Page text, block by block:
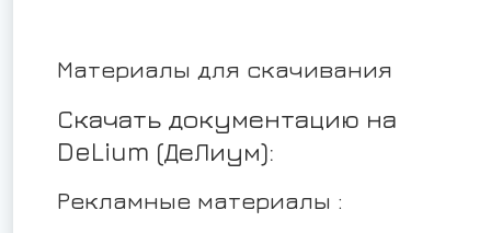
Материалы для скачивания
Скачать документацию на
DeLium (ДеЛиум):
Рекламные материалы :